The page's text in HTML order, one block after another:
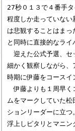
27秒０１３で４番手
程度しか走っていない
は悲観することはま
と同時に直接的なライ
迎えた公式予選、セ
細かく観察しながら、
時期に伊藤をコースイ
伊藤よりも１周早く
ムをマークしていた
ションリーダーに立
浮上しピタリとマニ